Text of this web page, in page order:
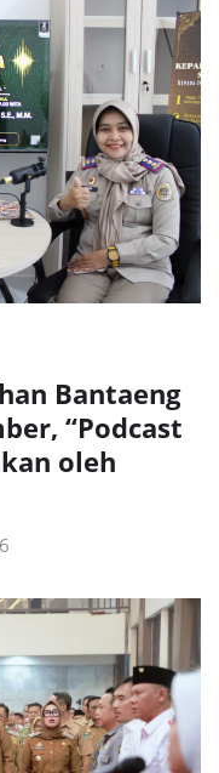
Bantaeng
“Podcast
oleh